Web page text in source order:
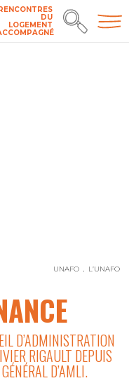
DU
LOGEMENT
UNAFO L’UNAFO
D’ADMINISTRATION
RIGAULT DEPUIS
D’AMLI.